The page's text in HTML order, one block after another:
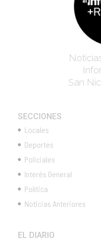
San
SECCIONES
Locales
Deportes
Policiales
Interés General
Política
Noticias Anteriores
EL DIARIO